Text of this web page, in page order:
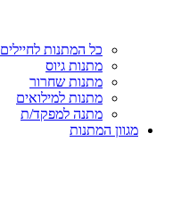
כל המתנות לחיילים
מתנות גיוס
מתנות שחרור
מתנות למילואים
מתנה למפקד/ת
מגוון המתנות